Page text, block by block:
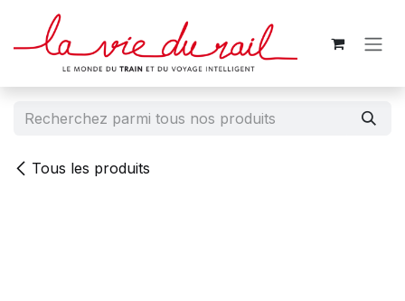
Se rendre au contenu
Tous les produits